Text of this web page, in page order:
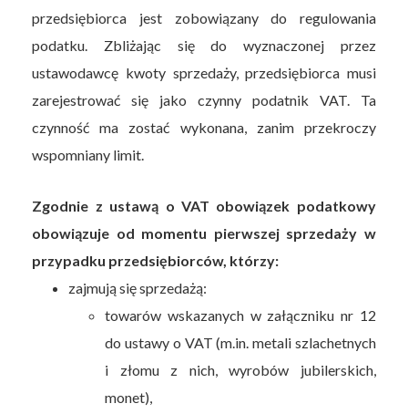
przedsiębiorca jest zobowiązany do regulowania
podatku. Zbliżając się do wyznaczonej przez
ustawodawcę kwoty sprzedaży, przedsiębiorca musi
zarejestrować się jako czynny podatnik VAT. Ta
czynność ma zostać wykonana, zanim przekroczy
wspomniany limit.
Zgodnie z ustawą o VAT obowiązek podatkowy
obowiązuje od momentu pierwszej sprzedaży w
przypadku przedsiębiorców, którzy:
zajmują się sprzedażą:
towarów wskazanych w załączniku nr 12
do ustawy o VAT (m.in. metali szlachetnych
i złomu z nich, wyrobów jubilerskich,
monet),